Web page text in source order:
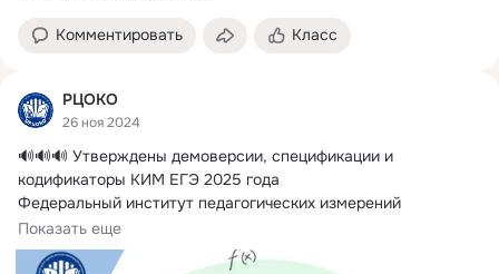
Комментировать Класс
РЦОКО
26 ноя 2024
🔊🔊🔊 Утверждены демоверсии, спецификации и
кодификаторы КИМ ЕГЭ 2025 года
Федеральный институт педагогических измерений
опубликовал...
Показать еще